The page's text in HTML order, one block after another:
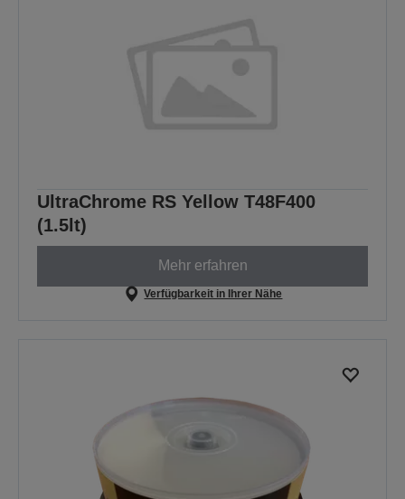
UltraChrome RS Yellow T48F400
(1.5lt)
Mehr erfahren
Verfügbarkeit in Ihrer Nähe